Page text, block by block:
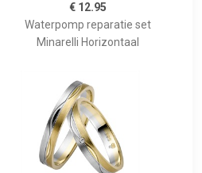
€ 12.95
Waterpomp reparatie set
Minarelli Horizontaal